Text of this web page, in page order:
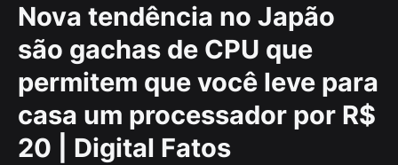
Nova tendência no Japão
são gachas de CPU que
permitem que você leve para
casa um processador por R$
20 | Digital Fatos